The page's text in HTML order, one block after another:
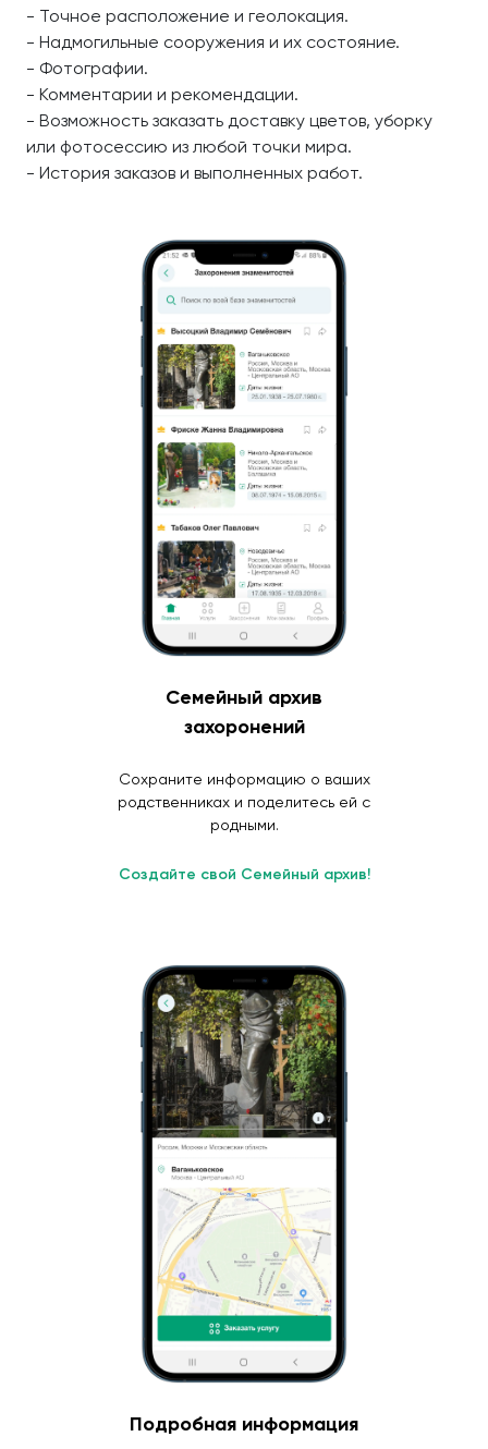
- Точное расположение и геолокация.
- Надмогильные сооружения и их состояние.
- Фотографии.
- Комментарии и рекомендации.
- Возможность заказать доставку цветов, уборку
или фотосессию из любой точки мира.
- История заказов и выполненных работ.
Семейный архив
захоронений
Сохраните информацию о ваших
родственниках и поделитесь ей с
родными.
Создайте свой Семейный архив!
Подробная информация